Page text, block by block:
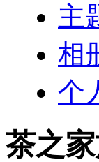
主
相
个
茶之